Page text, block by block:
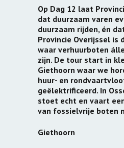
Op Dag 12 laat
dat duurzaam varen
duurzaam rijden, én
Provincie Overijssel is
waar verhuurboten
zijn. De tour start in
Giethoorn waar we
huur- en
geëlektrificeerd. In
stoet echt en vaart
van fossielvrije boten
Giethoorn